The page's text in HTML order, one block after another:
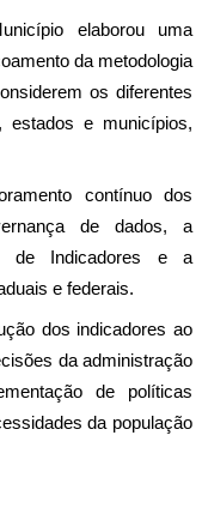
elaborou uma
da metodologia
os diferentes
estados e municípios,
contínuo dos
de dados, a
de Indicadores e a
e federais.
dos indicadores ao
da administração
de políticas
da população